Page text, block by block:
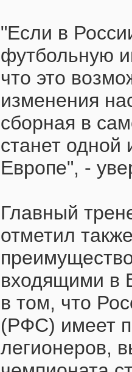
"Если в
футбольную
что это
изменения
сборная в
станет одной
Европе", -
Главный
отметил
входящими в
в том, что
(РФС) имеет
легионеров,